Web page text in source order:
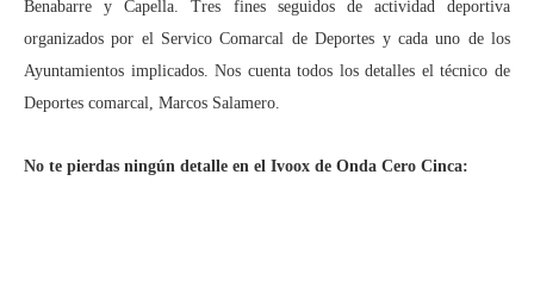
Benabarre y Capella. Tres fines seguidos de actividad deportiva
organizados por el Servico Comarcal de Deportes y cada uno de los
Ayuntamientos implicados. Nos cuenta todos los detalles el técnico de
Deportes comarcal, Marcos Salamero.
No te pierdas ningún detalle en el Ivoox de Onda Cero Cinca: